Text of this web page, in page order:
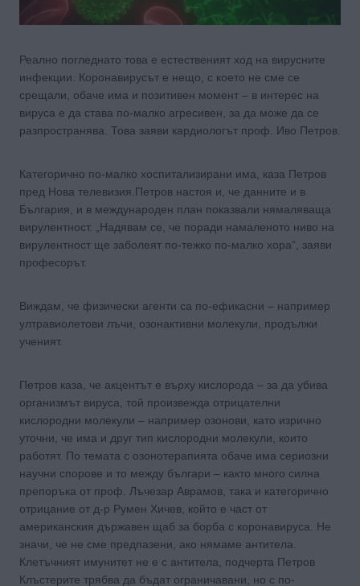
Реално погледнато това е естественият ход на вирусните
инфекции. Коронавирусът е нещо, с което не сме се
срещали, обаче има и позитивен момент – в интерес на
вируса е да става по-малко агресивен, за да може да се
разпространява. Това заяви кардиологът проф. Иво Петров.
Категорично по-малко хоспитализирани има, каза Петров
пред Нова телевизия.Петров настоя и, че данните и в
България, и в международен план показвали нямаляваща
вирулентност. „Надявам се, че поради намаленото ниво на
вирулентност ще заболеят по-тежко по-малко хора“, заяви
професорът.
Виждам, че физически агенти са по-ефикасни – например
ултравиолетови лъчи, озонактивни молекули, продължи
ученият.
Петров каза, че акцентът е върху кислорода – за да убива
организмът вируса, той произвежда отрицателни
кислородни молекули – например озонови, като изрично
уточни, че има и друг тип кислородни молекули, които
работят. По темата с озонотерапията обаче има сериозни
научни спорове и то между българи – както много силна
препоръка от проф. Лъчезар Аврамов, така и категорично
отрицание от д-р Румен Хичев, който е част от
американския държавен щаб за борба с коронавируса. Не
значи, че не сме предпазени, ако нямаме антитела.
Клетъчният имунитет не е с антитела, подчерта Петров
Клъстерите трябва да бъдат ограничавани, но с по-